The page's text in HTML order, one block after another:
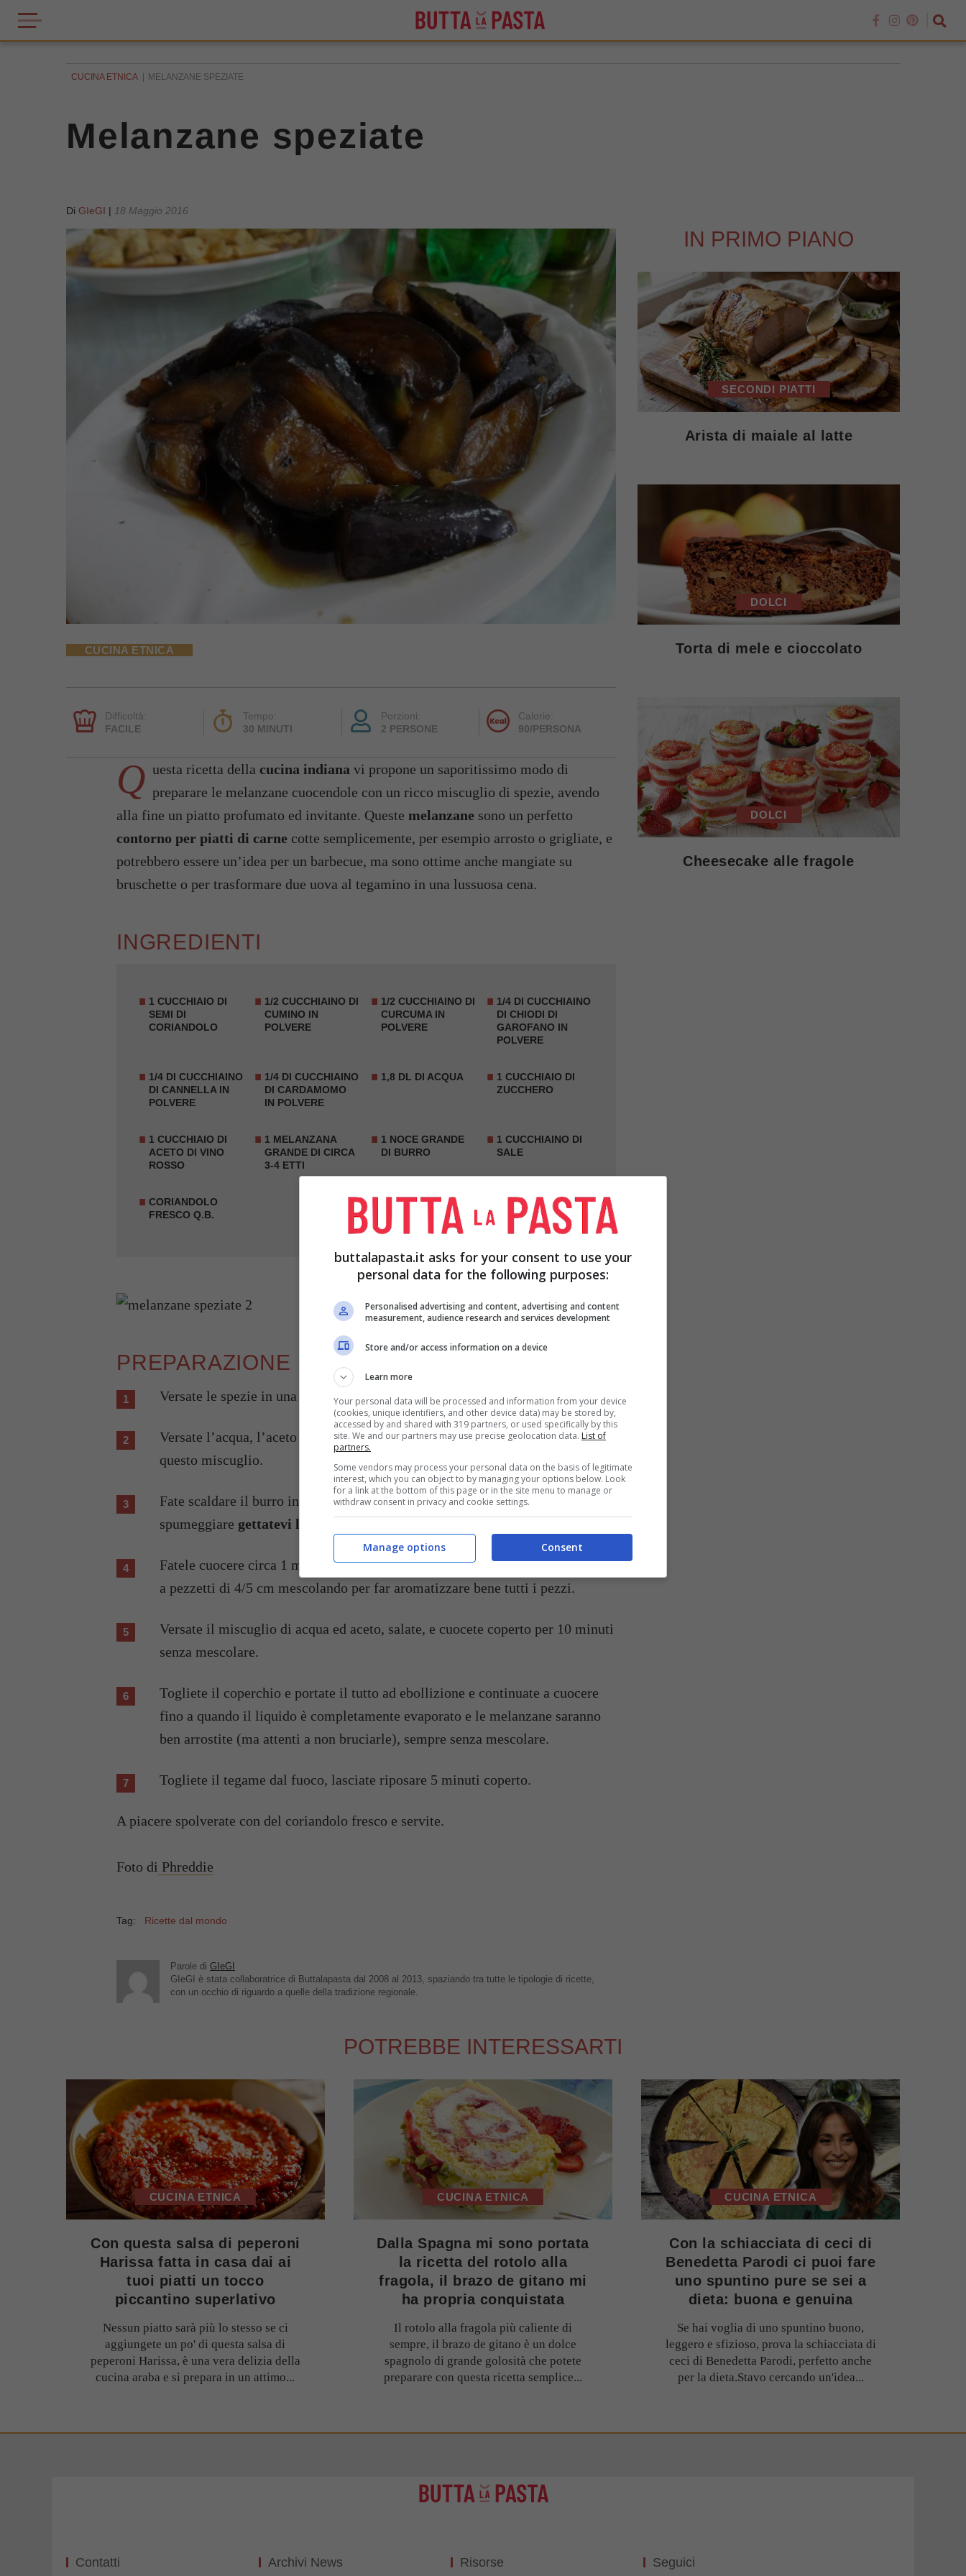
CUCINA ETNICA MELANZANE SPEZIATE
Melanzane speziate
Di GIeGI | 18 Maggio 2016
CUCINA ETNICA
Difficoltà:
FACILE
Tempo:
30 MINUTI
Porzioni:
2 PERSONE
Calorie:
90/PERSONA
Q uesta ricetta della cucina indiana vi propone un saporitissimo modo di
preparare le melanzane cuocendole con un ricco miscuglio di spezie, avendo
alla fine un piatto profumato ed invitante. Queste melanzane sono un perfetto
contorno per piatti di carne cotte semplicemente, per esempio arrosto o grigliate, e
potrebbero essere un’idea per un barbecue, ma sono ottime anche mangiate su
bruschette o per trasformare due uova al tegamino in una lussuosa cena.
INGREDIENTI
1 CUCCHIAIO DI
SEMI DI
CORIANDOLO
1/2 CUCCHIAINO DI
CUMINO IN
POLVERE
1/2 CUCCHIAINO DI
CURCUMAIN
POLVERE
1/4 DI CUCCHIAINO
DI CHIODI DI
GAROFANO IN
POLVERE
1/4 DI CUCCHIAINO
DI CANNELLA IN
POLVERE
1/4 DI CUCCHIAINO
DICARDAMOMO
IN POLVERE
1,8 DL DI ACQUA
1 CUCCHIAIO DI
ZUCCHERO
1 CUCCHIAIO DI
ACETO DI VINO
ROSSO
1 MELANZANA
GRANDE DI CIRCA
3-4 ETTI
1 NOCE GRANDE
DI BURRO
1 CUCCHIAINO DI
SALE
CORIANDOLO
FRESCO Q.B.
PREPARAZIONE
Versate le spezie in una ciotolina e mescolatele.
Versate l’acqua, l’aceto e lo zucchero in un bicchiere e mescolate anche
questo miscuglio.
Fate scaldare il burro in un tegame pesante antiaderente e quando inizia a
spumeggiare gettatevi le spezie
Fatele cuocere circa 1 minuto mescolando, poiunitevi le melanzanetagliate
a pezzetti di 4/5 cm mescolando per far aromatizzare bene tutti i pezzi.
Versate il miscuglio di acqua ed aceto, salate, e cuocete coperto per 10 minuti
senza mescolare.
Togliete il coperchio e portate il tutto ad ebollizione e continuate a cuocere
fino a quando il liquido è completamente evaporato e le melanzane saranno
ben arrostite (ma attenti a non bruciarle), sempre senza mescolare.
Togliete il tegame dal fuoco, lasciate riposare 5 minuti coperto.
A piacere spolverate con del coriandolo fresco e servite.
Foto di Phreddie
Tag: Ricette dal mondo
Parole di GIeGI
GIeGI è stata collaboratrice di Buttalapasta dal 2008 al 2013, spaziando tra tutte le tipologie di ricette,
con un occhio di riguardo a quelle della tradizione regionale.
IN PRIMO PIANO
SECONDI PIATTI
Arista di maiale al latte
DOLCI
Torta di mele e cioccolato
DOLCI
Cheesecake alle fragole
POTREBBE INTERESSARTI
CUCINA ETNICA
Con questa salsa di peperoni
Harissa fatta in casa dai ai
tuoi piatti un tocco
piccantino superlativo
Nessun piatto sarà più lo stesso se ci
aggiungete un po' di questa salsa di
peperoni Harissa, è una vera delizia della
cucina araba e si prepara in un attimo...
CUCINA ETNICA
Dalla Spagna mi sono portata
la ricetta del rotolo alla
fragola, il brazo de gitano mi
ha propria conquistata
Il rotolo alla fragola più caliente di
sempre, il brazo de gitano è un dolce
spagnolo di grande golosità che potete
preparare con questa ricetta semplice...
CUCINA ETNICA
Con la schiacciata di ceci di
Benedetta Parodi ci puoi fare
uno spuntino pure se sei a
dieta: buona e genuina
Se hai voglia di uno spuntino buono,
leggero e sfizioso, prova la schiacciata di
ceci di Benedetta Parodi, perfetto anche
per la dieta.Stavo cercando un'idea...
Contatti Archivi News Risorse Seguici
buttalapasta.it asks for your consent to use your
personal data for the following purposes:
Personalised advertising and content, advertising and content
measurement, audience research and services development
Store and/or access information on a device
Learn more
Your personal data will be processed and information from your device
(cookies, unique identifiers, and other device data) may be stored by,
accessed by and shared with 319 partners, or used specifically by this
site. We and our partners may use precise geolocation data. List of
partners.
Some vendors may process your personal data on the basis of legitimate
interest, which you can object to by managing your options below. Look
for a link at the bottom of this page or in the site menu to manage or
withdraw consent in privacy and cookie settings.
Consent
Manage options